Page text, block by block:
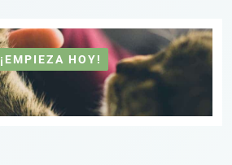
¡EMPIEZA HOY!